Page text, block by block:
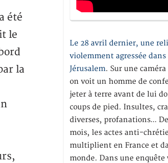
été
le
la
Le 28 avril dernier, une
violemment agressée dans
Jérusalem. Sur une
on voit un homme de
jeter à terre avant de lui
coups de pied. Insultes,
diverses, profanations…
mois, les actes anti-
multiplient en France et
monde. Dans une enquête